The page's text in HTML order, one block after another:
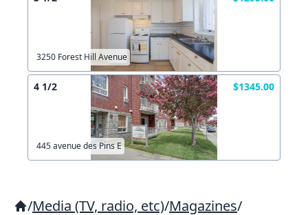
3250 Forest Hill Avenue
4 1/2 $1345.00
445 avenue des Pins E
/Media (TV, radio, etc)/Magazines/